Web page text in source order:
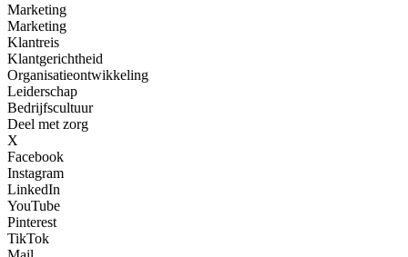
Marketing
Marketing
Klantreis
Klantgerichtheid
Organisatieontwikkeling
Leiderschap
Bedrijfscultuur
Deel met zorg
X
Facebook
Instagram
LinkedIn
YouTube
Pinterest
TikTok